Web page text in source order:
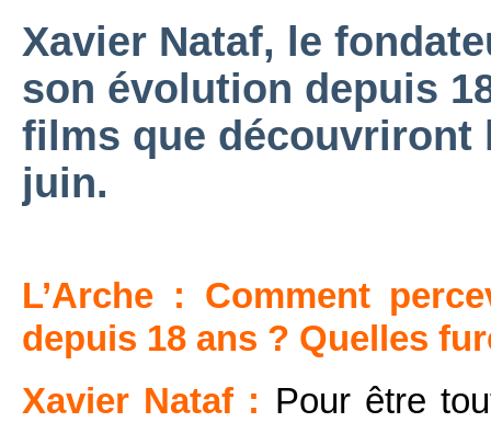
Xavier Nataf, le
son évolution depuis
films que découvriront
juin.
L’Arche : Comment
depuis 18 ans ? Quelles
Xavier Nataf : Pour être